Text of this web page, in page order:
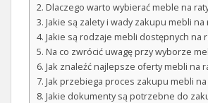
Dlaczego warto wybierać meble na
Jakie są zalety i wady zakupu mebli na
Jakie są rodzaje mebli dostępnych na
Na co zwrócić uwagę przy wyborze
Jak znaleźć najlepsze oferty mebli na
Jak przebiega proces zakupu mebli na
Jakie dokumenty są potrzebne do